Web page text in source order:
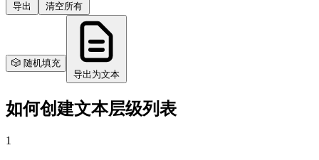
导出 清空所有
🎲 随机填充
导出为文本
如何创建文本层级列表
1